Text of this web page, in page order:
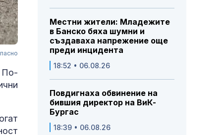
По-
Местни жители: Младежите
в Банско бяха шумни и
създаваха напрежение още
преди инцидента
18:52 • 06.08.26
Повдигнаха обвинение на
бившия директор на ВиК-
Бургас
18:39 • 06.08.26